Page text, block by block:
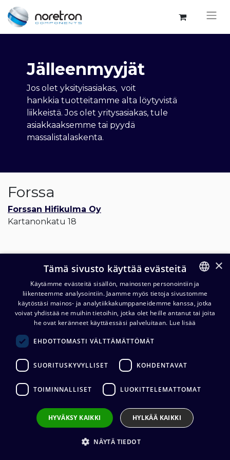
Jälleenmyyjät
Jos olet yksityisasiakas, voit
hankkia tuotteitamme alta löytyvistä
liikkeistä. Jos olet yritysasiakas, tule
asiakkaaksemme tai pyydä
massalistalaskenta.
Forssa
Forssan Hifikulma Oy
Kartanonkatu 18
Helsinki
Audiokauppa Finland Oy
Fredrikinkatu 33
Aron Soitin
Sahaajankatu 12
Hermannin Rantatie 10
Haloradio
Kruunuradio Oy
FINNISH
ENGLISH
×
Tämä sivusto käyttää evästeitä
Käytämme evästeitä sisällön, mainosten personointiin ja
liikenteemme analysointiin. Jaamme myös tietoja sivustomme
käytöstäsi mainos- ja analytiikkakumppaneidemme kanssa, jotka
voivat yhdistää ne muihin tietoihin, jotka olet heille antanut tai joita
he ovat keränneet käyttäessäsi palveluitaan. Lue lisää
EHDOTTOMASTI VÄLTTÄMÄTTÖMÄT
SUORITUSKYVYLLISET KOHDENTAVAT
TOIMINNALLISET LUOKITTELEMATTOMAT
HYVÄKSY KAIKKI HYLKÄÄ KAIKKI
NÄYTÄ TIEDOT